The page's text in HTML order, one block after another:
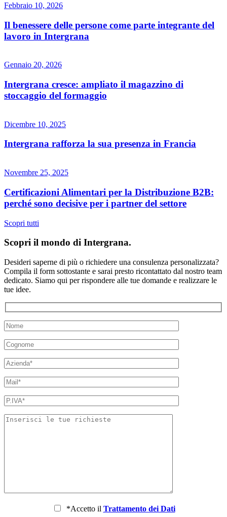
Febbraio 10, 2026
Il benessere delle persone come parte integrante del
lavoro in Intergrana
Gennaio 20, 2026
Intergrana cresce: ampliato il magazzino di
stoccaggio del formaggio
Dicembre 10, 2025
Intergrana rafforza la sua presenza in Francia
Novembre 25, 2025
Certificazioni Alimentari per la Distribuzione B2B:
perché sono decisive per i partner del settore
Scopri tutti
Scopri il mondo di Intergrana.
Desideri saperne di più o richiedere una consulenza personalizzata?
Compila il form sottostante e sarai presto ricontattato dal nostro team
dedicato. Siamo qui per rispondere alle tue domande e realizzare le
tue idee.
*Accetto il Trattamento dei Dati